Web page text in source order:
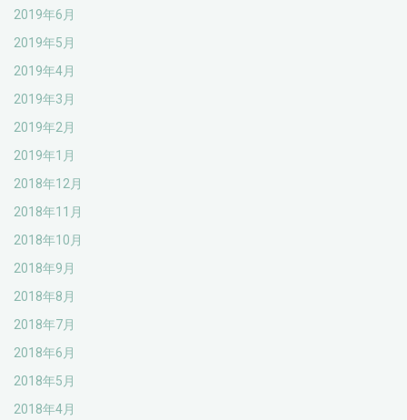
2019年6月
2019年5月
2019年4月
2019年3月
2019年2月
2019年1月
2018年12月
2018年11月
2018年10月
2018年9月
2018年8月
2018年7月
2018年6月
2018年5月
2018年4月